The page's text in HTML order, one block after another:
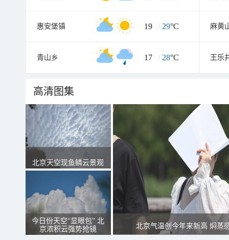
惠安堡镇 19 / 29°C 麻黄
青山乡 17 / 28°C 王乐
高清图集
北京天空现鱼鳞云景观
今日份天空“显眼包” 北
京浓积云强势抢镜
北京气温创今年来新高 焖蒸